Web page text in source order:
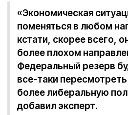
«Экономическая
поменяться в любом
кстати, скорее всего,
более плохом
Федеральный резерв
все-таки пересмотреть
более либеральную
добавил эксперт.